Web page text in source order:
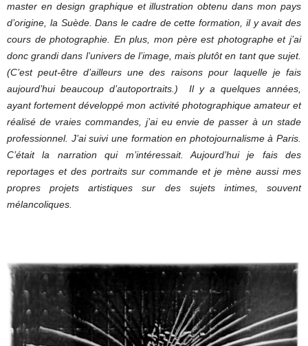
master en design graphique et illustration obtenu dans mon pays
d’origine, la Suède. Dans le cadre de cette formation, il y avait des
cours de photographie. En plus, mon père est photographe et j’ai
donc grandi dans l’univers de l’image, mais plutôt en tant que sujet.
(C’est peut-être d’ailleurs une des raisons pour laquelle je fais
aujourd’hui beaucoup d’autoportraits.) Il y a quelques années,
ayant fortement développé mon activité photographique amateur et
réalisé de vraies commandes, j’ai eu envie de passer à un stade
professionnel. J’ai suivi une formation en photojournalisme à Paris.
C’était la narration qui m’intéressait. Aujourd’hui je fais des
reportages et des portraits sur commande et je mène aussi mes
propres projets artistiques sur des sujets intimes, souvent
mélancoliques.